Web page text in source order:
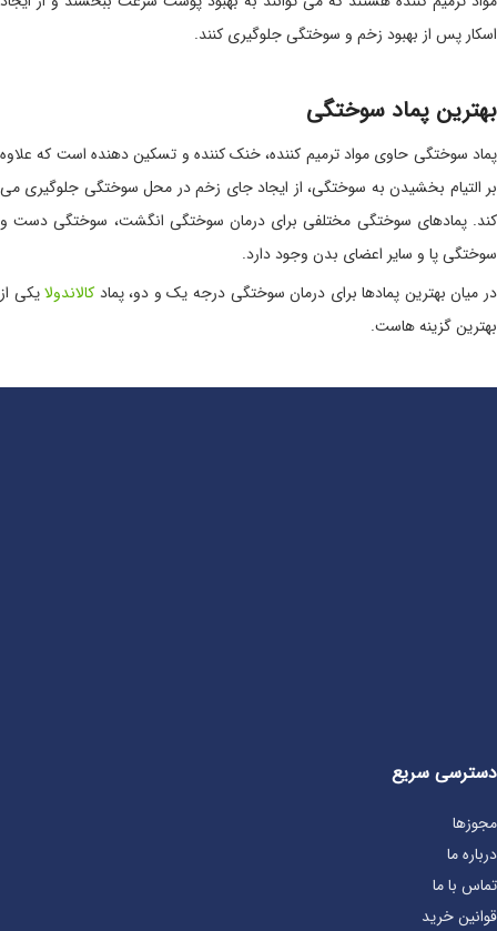
اسکار پس از بهبود زخم و سوختگی جلوگیری کنند.
بهترین پماد سوختگی
پماد سوختگی حاوی مواد ترمیم کننده، خنک کننده و تسکین دهنده است که علاوه
بر التیام بخشیدن به سوختگی، از ایجاد جای زخم در محل سوختگی جلوگیری می
کند. پمادهای سوختگی مختلفی برای درمان سوختگی انگشت، سوختگی دست و
سوختگی پا و سایر اعضای بدن وجود دارد.
در میان بهترین پمادها برای درمان سوختگی درجه یک و دو، پماد کالاندولایکی از
بهترین گزینه هاست.
دسترسی سریع
مجوزها
درباره ما
تماس با ما
قوانین خرید